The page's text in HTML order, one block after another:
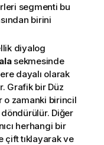
segmenti bu
birini
diyalog
sekmesinde
dayalı olarak
Grafik bir Düz
o zamanki birincil
Diğer
herhangi bir
çift tıklayarak ve